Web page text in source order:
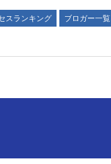
スランキング ブロガー一覧